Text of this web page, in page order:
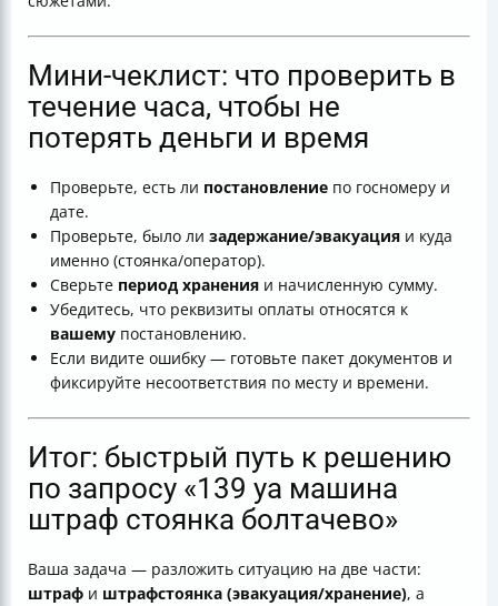
Мини-чеклист: что проверить в
течение часа, чтобы не
потерять деньги и время
Проверьте, есть ли постановление по госномеру и
дате.
Проверьте, было ли задержание/эвакуация и куда
именно (стоянка/оператор).
Сверьте период хранения и начисленную сумму.
Убедитесь, что реквизиты оплаты относятся к
вашему постановлению.
Если видите ошибку — готовьте пакет документов и
фиксируйте несоответствия по месту и времени.
Итог: быстрый путь к решению
по запросу «139 уа машина
штраф стоянка болтачево»
Ваша задача — разложить ситуацию на две части:
штраф и штрафстоянка (эвакуация/хранение), а